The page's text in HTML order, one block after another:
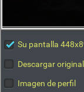
Su pantalla
Descargar original
Imagen de perfil